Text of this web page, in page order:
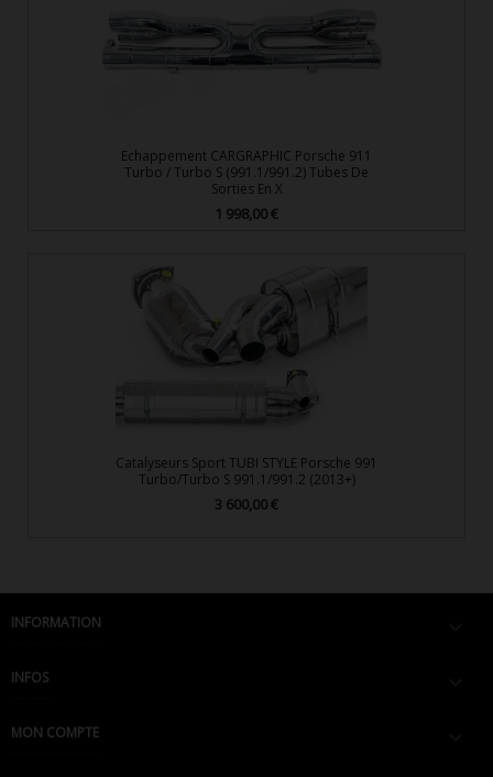
Echappement CARGRAPHIC Porsche 911
Turbo / Turbo S (991.1/991.2) Tubes De
Sorties En X
Prix
1 998,00 €
Catalyseurs Sport TUBI STYLE Porsche 991
Turbo/Turbo S 991.1/991.2 (2013+)
Prix
3 600,00 €
INFORMATION
INFOS
MON COMPTE